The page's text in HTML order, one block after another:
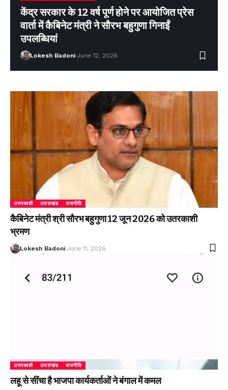
केंद्र सरकार के 12 वर्ष पूर्ण होने पर आयोजित प्रेस
वार्ता में कैबिनेट मंत्री ने सौरभ बहुगुणा गिनाईं
उपलब्धियां
Lokesh Badoni June 12, 2026
उत्तरकाशी उत्तराखंड राजनीति
कैबिनेट मंत्री श्री सौरभ बहुगुणा 12 जून 2026 को उतरकाशी
भ्रमण
Lokesh Badoni June 11, 2026
उत्तरकाशी उत्तराखंड राजनीति
लहू से सींचा है भाजपा कार्यकर्ताओं ने बंगाल में कमल